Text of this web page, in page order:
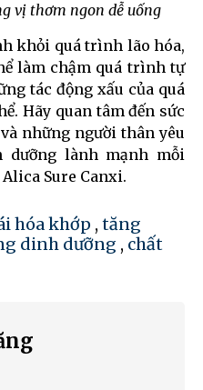
vị thơm ngon dễ uống
khỏi quá trình lão hóa,
làm chậm quá trình tự
tác động xấu của quá
Hãy quan tâm đến sức
những người thân yêu
dưỡng lành mạnh mỗi
Sure Canxi.
hóa khớp , tăng
dinh dưỡng , chất